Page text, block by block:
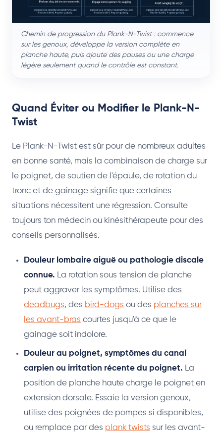
Chemin de progression du Plank-N-Twist : commence
sur les genoux, développe la version complète en
planche haute, puis ajoute des pauses ou une charge
légère seulement quand le contrôle est constant.
Quand Éviter ou Modifier le Plank-N-
Twist
Le Plank-N-Twist est sûr pour de nombreux adultes
en bonne santé, mais la combinaison de charge sur
le poignet, de soutien de l'épaule, de rotation du
tronc et de gainage signifie que certaines
situations nécessitent une régression. Consulte
toujours ton médecin ou kinésithérapeute pour des
conseils personnalisés.
Douleur lombaire aiguë ou pathologie discale
connue. La rotation sous tension de planche
peut aggraver les symptômes. Utilise des
deadbugs, des bird-dogs ou des planches sur
les avant-bras courtes jusqu'à ce que le
gainage soit indolore.
Douleur au poignet, symptômes du canal
carpien ou irritation récente du poignet. La
position de planche haute charge le poignet en
extension dorsale. Essaie la version genoux,
utilise des poignées de pompes si disponibles,
ou remplace par des plank twists sur les avant-